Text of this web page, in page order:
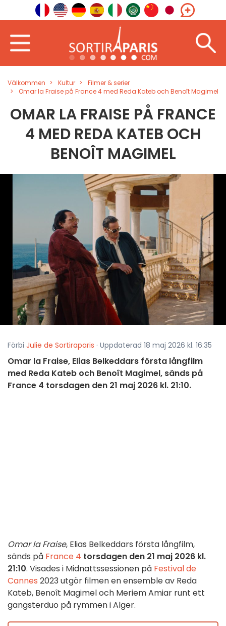
Välkommen Kultur
Filmer & serier
Omar la Fraise på France 4 med Reda Kateb och Benoît Magimel
OMAR LA FRAISE PÅ FRANCE
4 MED REDA KATEB OCH
BENOÎT MAGIMEL
Förbi Julie de Sortiraparis · Uppdaterad 18 maj 2026 kl. 16:35
Omar la Fraise, Elias Belkeddars första långfilm
med Reda Kateb och Benoît Magimel, sänds på
France 4 torsdagen den 21 maj 2026 kl. 21:10.
Omar la Fraise, Elias Belkeddars första långfilm,
sänds på France 4 torsdagen den 21 maj 2026 kl.
21:10. Visades i Midnattssessionen på Festival de
Cannes 2023 utgör filmen en ensemble av Reda
Kateb, Benoît Magimel och Meriem Amiar runt ett
gangsterduo på rymmen i Alger.